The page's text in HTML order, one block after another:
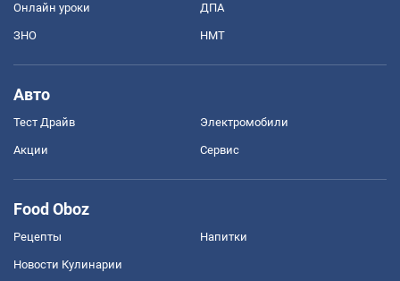
Онлайн уроки ДПА
ЗНО НМТ
Авто
Тест Драйв Электромобили
Акции Сервис
Food Oboz
Рецепты Напитки
Новости Кулинарии